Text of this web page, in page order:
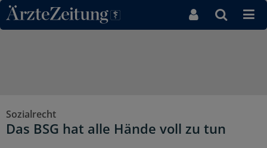
Direkt zum Inhaltsbereich
Sozialrecht
Das BSG hat alle Hände voll zu tun